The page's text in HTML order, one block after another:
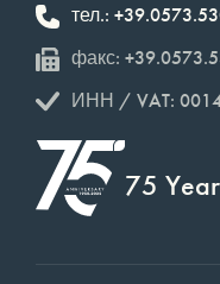
тел.:
факс:
ИНН / VAT:
75